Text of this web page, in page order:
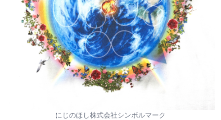
にじのほし株式会社シンボルマーク